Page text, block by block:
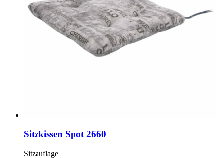
Sitzkissen Spot 2660
Sitzauflage